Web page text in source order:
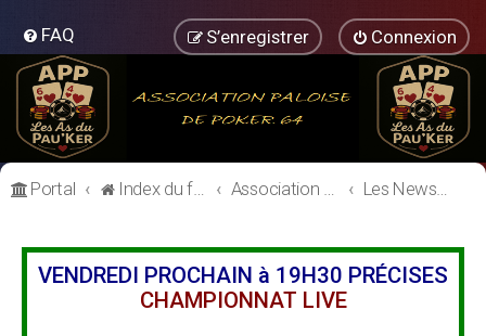
FAQ Connexion
S’enregistrer
Portal Index du forum Association Paloise de Poker Les News de l'association
VENDREDI PROCHAIN à 19H30 PRÉCISES
CHAMPIONNAT LIVE